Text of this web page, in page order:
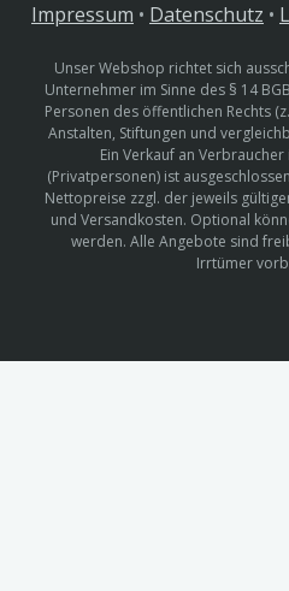
Impressum • Datenschutz •
Unser Webshop richtet sich
Unternehmer im Sinne des § 14
Personen des öffentlichen Rechts
Anstalten, Stiftungen und
Ein Verkauf an Verbraucher
(Privatpersonen) ist
Nettopreise zzgl. der jeweils
und Versandkosten. Optional
werden. Alle Angebote sind
Irrtümer